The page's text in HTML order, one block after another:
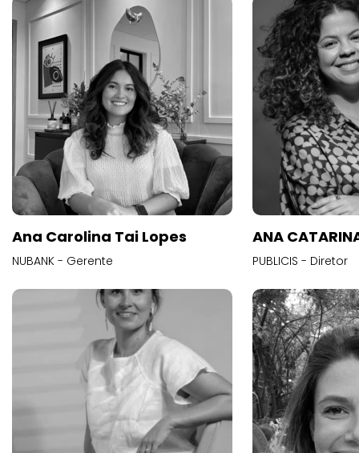
Ana Carolina Tai Lopes
NUBANK - Gerente
ANA
PUBLICIS - Diretor